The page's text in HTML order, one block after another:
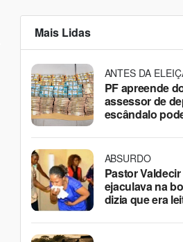
Mais Lidas
ANTES DA
PF apreende
assessor de
escândalo
ABSURDO
Pastor
ejaculava na
dizia que era